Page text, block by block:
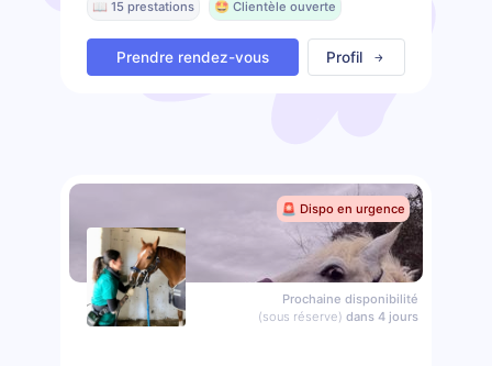
📖 15 prestations 🤩 Clientèle ouverte
Prendre rendez-vous Profil
🚨 Dispo en urgence
Prochaine disponibilité
(sous réserve) dans 4 jours